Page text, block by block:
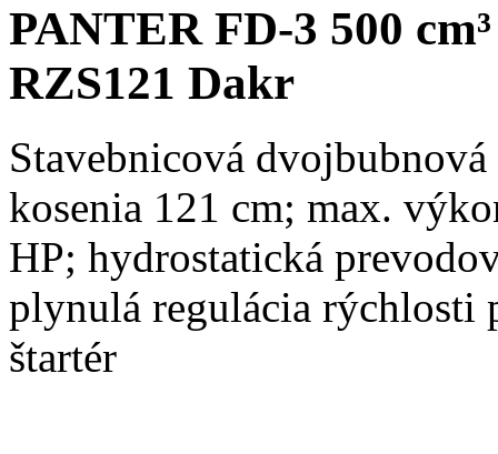
PANTER FD-3 500
RZS121 Dakr
Stavebnicová
kosenia 121 cm; max.
HP; hydrostatická
plynulá regulácia rýchlosti
štartér